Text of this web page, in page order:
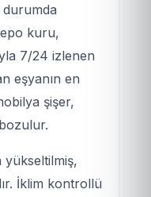
kuru,
7/24 izlenen
eşyanın en
şişer,
yükseltilmiş,
İklim kontrollü